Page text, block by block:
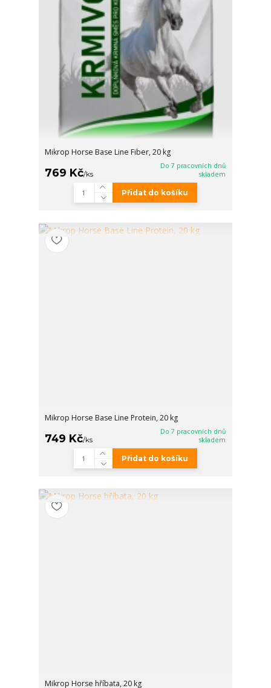
Mikrop Horse Base Line Fiber, 20 kg
769 Kč/ks
Do 7 pracovních dnů
skladem
Přidat do košíku
Mikrop Horse Base Line Protein, 20 kg
749 Kč/ks
Do 7 pracovních dnů
skladem
Přidat do košíku
Mikrop Horse hříbata, 20 kg